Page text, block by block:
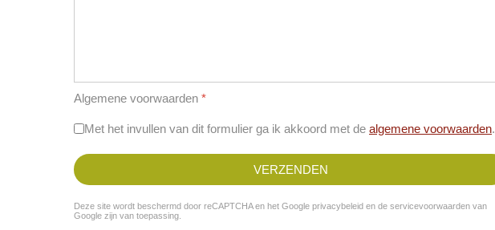
Algemene voorwaarden *
Met het invullen van dit formulier ga ik akkoord met de algemene voorwaarden.
VERZENDEN
Deze site wordt beschermd door reCAPTCHA en het Google privacybeleid en de servicevoorwaarden van
Google zijn van toepassing.